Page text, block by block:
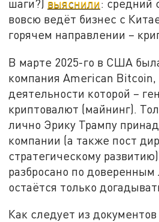
шаги?) выяснили: средний
вовсю ведёт бизнес с
горячем направлении –
В марте 2025-го в США
компания American Bitcoin,
деятельности которой –
криптовалют (майнинг).
лично Эрику Трампу
компании (а также пост
стратегическому
разбросано по
остаётся только
Как следует из